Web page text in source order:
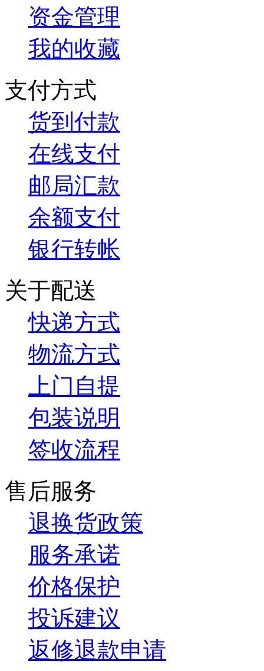
资金管理
我的收藏
支付方式
货到付款
在线支付
邮局汇款
余额支付
银行转帐
关于配送
快递方式
物流方式
上门自提
包装说明
签收流程
售后服务
退换货政策
服务承诺
价格保护
投诉建议
返修退款申请